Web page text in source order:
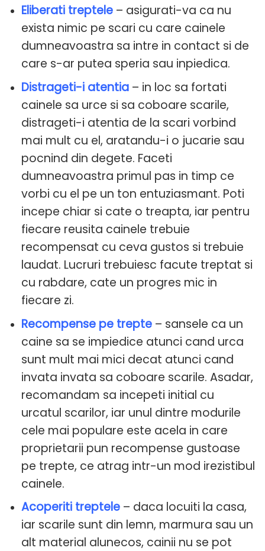
Eliberati treptele– asigurati-va ca nu
exista nimic pe scari cu care cainele
dumneavoastra sa intre in contact si de
care s-ar putea speria sau inpiedica.
Distrageti-i atentia– in loc sa fortati
cainele sa urce si sa coboare scarile,
distrageti-i atentia de la scari vorbind
mai mult cu el, aratandu-i o jucarie sau
pocnind din degete. Faceti
dumneavoastra primul pas in timp ce
vorbi cu el pe un ton entuziasmant. Poti
incepe chiar si cate o treapta, iar pentru
fiecare reusita cainele trebuie
recompensat cu ceva gustos si trebuie
laudat. Lucruri trebuiesc facute treptat si
cu rabdare, cate un progres mic in
fiecare zi.
Recompense pe trepte– sansele ca un
caine sa se impiedice atunci cand urca
sunt mult mai mici decat atunci cand
invata invata sa coboare scarile. Asadar,
recomandam sa incepeti initial cu
urcatul scarilor, iar unul dintre modurile
cele mai populare este acela in care
proprietarii pun recompense gustoase
pe trepte, ce atrag intr-un mod irezistibul
cainele.
Acoperiti treptele– daca locuiti la casa,
iar scarile sunt din lemn, marmura sau un
alt material alunecos, cainii nu se pot